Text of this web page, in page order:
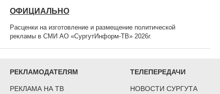
ОФИЦИАЛЬНО
Расценки на изготовление и размещение политической
рекламы в СМИ АО «СургутИнформ-ТВ» 2026г.
РЕКЛАМОДАТЕЛЯМ
РЕКЛАМА НА ТВ
ТЕЛЕПЕРЕДАЧИ
НОВОСТИ СУРГУТА